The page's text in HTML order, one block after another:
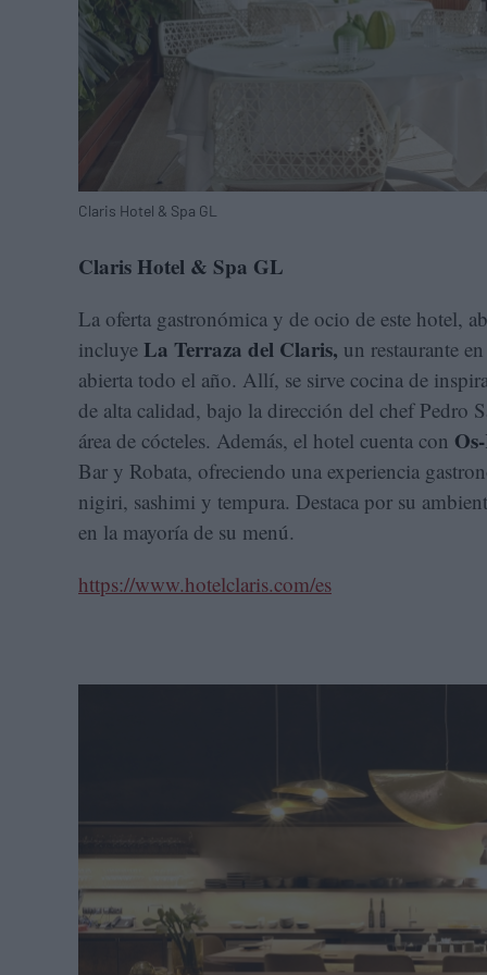
Claris Hotel & Spa GL
Claris Hotel & Spa GL
La oferta gastronómica y de ocio de este hotel,
incluye La Terraza del Claris, un restaurante
abierta todo el año. Allí, se sirve cocina de
de alta calidad, bajo la dirección del chef Pedro
área de cócteles. Además, el hotel cuenta con
Bar y Robata, ofreciendo una experiencia
nigiri, sashimi y tempura. Destaca por su
en la mayoría de su menú.
https://www.hotelclaris.com/es